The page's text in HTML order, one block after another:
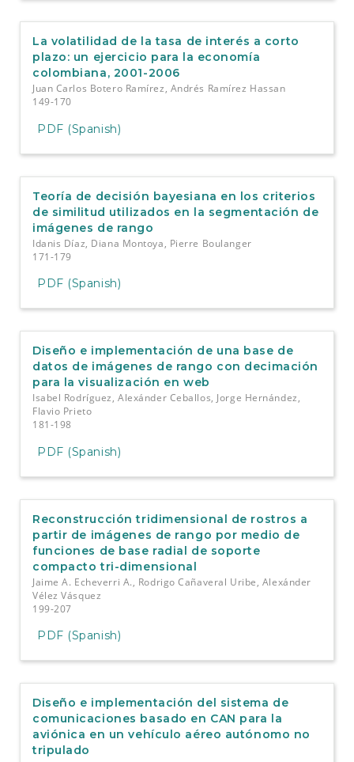
La volatilidad de la tasa de interés a corto
plazo: un ejercicio para la economía
colombiana, 2001-2006
Juan Carlos Botero Ramírez, Andrés Ramírez Hassan
149-170
PDF (Spanish)
Teoría de decisión bayesiana en los criterios
de similitud utilizados en la segmentación de
imágenes de rango
Idanis Díaz, Diana Montoya, Pierre Boulanger
171-179
PDF (Spanish)
Diseño e implementación de una base de
datos de imágenes de rango con decimación
para la visualización en web
Isabel Rodríguez, Alexánder Ceballos, Jorge Hernández,
Flavio Prieto
181-198
PDF (Spanish)
Reconstrucción tridimensional de rostros a
partir de imágenes de rango por medio de
funciones de base radial de soporte
compacto tri-dimensional
Jaime A. Echeverri A., Rodrigo Cañaveral Uribe, Alexánder
Vélez Vásquez
199-207
PDF (Spanish)
Diseño e implementación del sistema de
comunicaciones basado en CAN para la
aviónica en un vehículo aéreo autónomo no
tripulado